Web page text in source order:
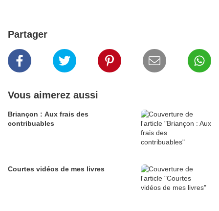
Partager
Vous aimerez aussi
Briançon : Aux frais des
contribuables
Courtes vidéos de mes livres